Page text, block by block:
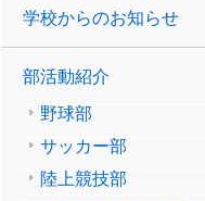
学校からのお知らせ
部活動紹介
野球部
サッカー部
陸上競技部